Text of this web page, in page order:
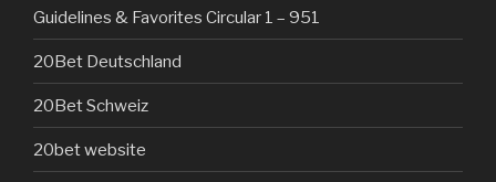
Guidelines & Favorites Circular 1 – 951
20Bet Deutschland
20Bet Schweiz
20bet website